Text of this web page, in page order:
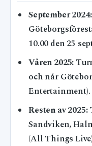
September 2024:
10.00 den 25
Våren 2025:
och når
Entertainment).
Resten av 2025:
Sandviken,
(All Things